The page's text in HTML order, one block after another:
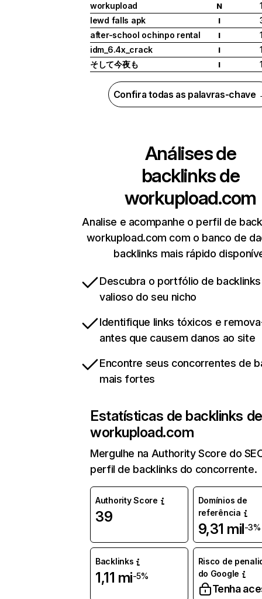
workupload
N
lewd falls apk
I
after-school ochinpo rental
I
idm_6.4x_crack
I
そして今夜も
I
Confira todas as palavras-chave
Análises de
backlinks de
workupload.com
Analise e acompanhe o perfil de
workupload.com com o banco de
backlinks mais rápido
Descubra o portfólio de
valioso do seu nicho
Identifique links tóxicos e
antes que causem danos ao site
Encontre seus concorrentes de
mais fortes
Estatísticas de backlinks de
workupload.com
Mergulhe na Authority Score do
perfil de backlinks do concorrente.
Authority Score
39
Domínios de
referência
9,31 mil-3%
Backlinks
1,11 mi-5%
Risco de
do Google
Tenha